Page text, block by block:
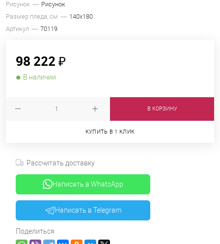
Рисунок
Рисунок
Размер пледа, см
140х180
Артикул
70119
98 222 ₽
В наличии
В КОРЗИНУ
КУПИТЬ В 1 КЛИК
Рассчитать доставку
Написать в WhatsApp
Написать в Telegram
Поделиться